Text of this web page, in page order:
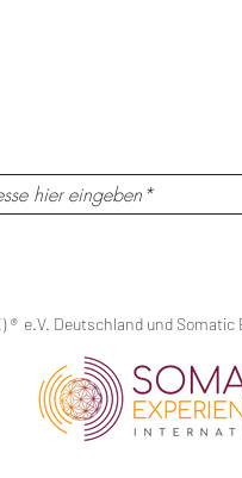
® e.V. Deutschland und